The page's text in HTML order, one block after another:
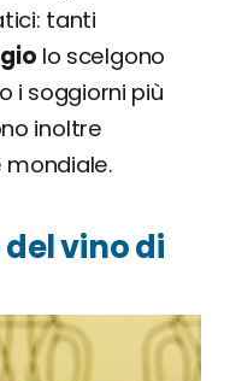
tanti
lo scelgono
i soggiorni più
inoltre
vino di